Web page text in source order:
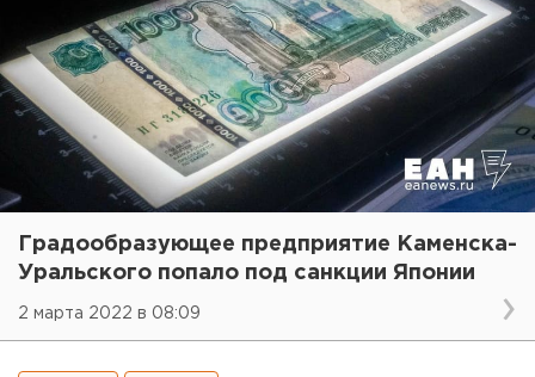
Градообразующее предприятие Каменска-
Уральского попало под санкции Японии
2 марта 2022 в 08:09